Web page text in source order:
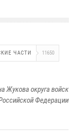
ЧАСТИ 11650
Жукова округа войск
Федерации